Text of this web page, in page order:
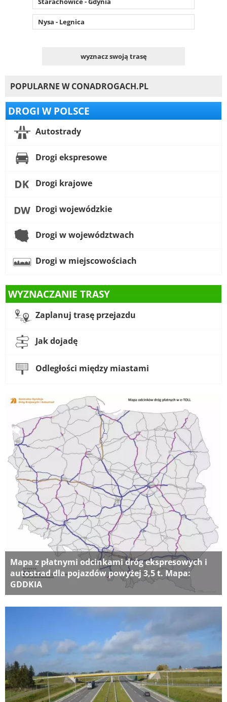
Nysa - Legnica
wyznacz swoją trasę
POPULARNE W CONADROGACH.PL
DROGI W POLSCE
Autostrady
Drogi ekspresowe
Drogi krajowe
Drogi wojewódzkie
Drogi w województwach
Drogi w miejscowościach
WYZNACZANIE TRASY
Zaplanuj trasę przejazdu
Jak dojadę
Odległości między miastami
Mapa z płatnymi odcinkami dróg ekspresowych i
autostrad dla pojazdów powyżej 3,5 t. Mapa:
GDDKIA